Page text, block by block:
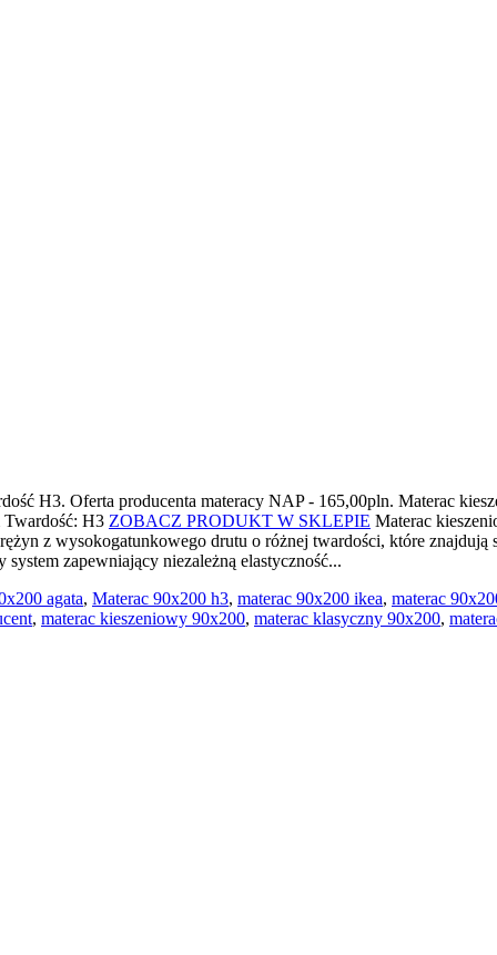
H3. Oferta producenta materacy NAP - 165,00pln. Materac
H3 ZOBACZ PRODUKT W SKLEPIE Materac
z wysokogatunkowego drutu o różnej twardości, które
zapewniający niezależną elastyczność...
agata, Materac 90x200 h3, materac 90x200 ikea, materac
, materac kieszeniowy 90x200, materac klasyczny 90x200,